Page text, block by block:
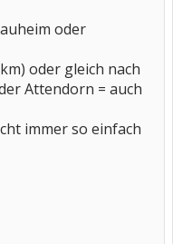
oder
oder gleich nach
Attendorn = auch
immer so einfach